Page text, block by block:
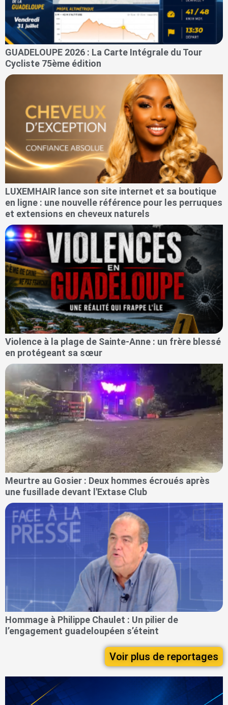
GUADELOUPE 2026 : La Carte Intégrale du Tour
Cycliste 75ème édition
LUXEMHAIR lance son site internet et sa boutique
en ligne : une nouvelle référence pour les perruques
et extensions en cheveux naturels
Violence à la plage de Sainte-Anne : un frère blessé
en protégeant sa sœur
Meurtre au Gosier : Deux hommes écroués après
une fusillade devant l'Extase Club
Hommage à Philippe Chaulet : Un pilier de
l’engagement guadeloupéen s’éteint
Voir plus de reportages